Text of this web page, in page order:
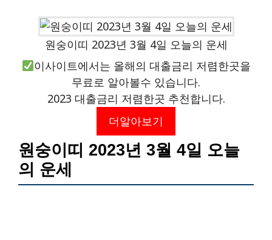
원숭이띠 2023년 3월 4일 오늘의 운세
이사이트에서는 올해의 대출금리 저렴한곳을
무료로 알아볼수 있습니다.
2023 대출금리 저렴한곳 추천합니다.
더알아보기
원숭이띠 2023년 3월 4일 오늘
의 운세